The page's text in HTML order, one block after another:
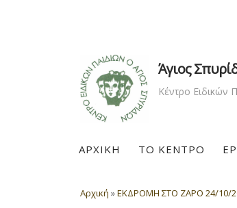
Άγιος
Κέντρο Ειδικών
ΑΡΧΙΚΗ ΤΟ ΚΕΝΤΡΟ
Αρχική »ΕΚΔΡΟΜΗ ΣΤΟ ΖΑΡΟ 24/10/